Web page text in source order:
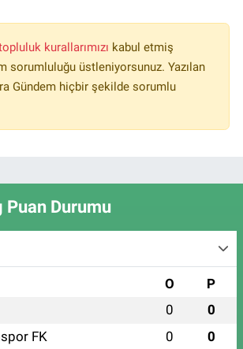
kurallarımızı kabul etmiş
sorumluluğu üstleniyorsunuz. Yazılan
Gündem hiçbir şekilde sorumlu
Puan Durumu
O P
0 0
FK 0 0